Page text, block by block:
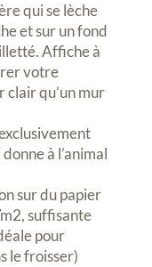
qui se lèche
et sur un fond
Affiche à
votre
clair qu’un mur
à l’animal
sur du papier
suffisante
pour
le froisser)